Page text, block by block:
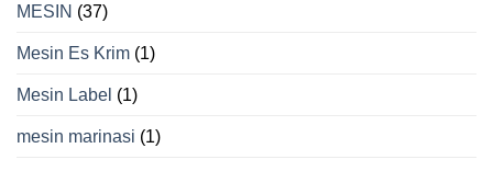
MESIN (37)
Mesin Es Krim (1)
Mesin Label (1)
mesin marinasi (1)